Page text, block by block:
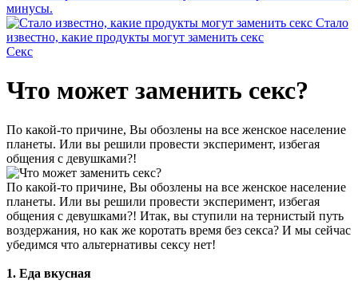
минусы.
Стало
известно, какие продукты могут заменить секс
Секс
Что может заменить секс?
По какой-то причине, Вы обозлены на все женское население
планеты. Или вы решили провести эксперимент, избегая
общения с девушками?!
По какой-то причине, Вы обозлены на все женское население
планеты. Или вы решили провести эксперимент, избегая
общения с девушками?! Итак, вы ступили на тернистый путь
воздержания, но как же коротать время без секса? И мы сейчас
убедимся что альтернативы сексу нет!
1. Еда вкусная